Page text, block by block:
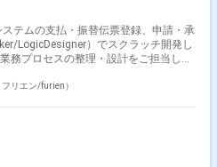
テムの支払・振替伝票登録、申請・承
LogicDesigner）でスクラッチ開発し
務プロセスの整理・設計をご担当して
2026年9月（予定） 結合テスト工程:
リエン/furien）